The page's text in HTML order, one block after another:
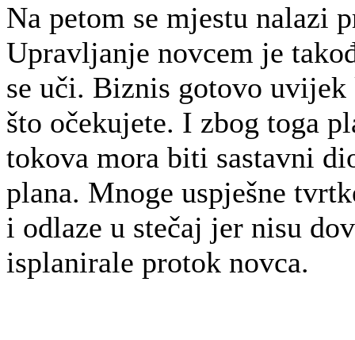
Na petom se mjestu nalazi
Upravljanje novcem je
se uči. Biznis gotovo uvijek
što očekujete. I zbog toga
tokova mora biti sastavni
plana. Mnoge uspješne
i odlaze u stečaj jer nisu
isplanirale protok novca.